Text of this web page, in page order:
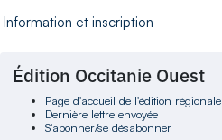
Information et inscription
Édition Occitanie Ouest
Page d'accueil de l'édition régionale
Dernière lettre envoyée
S'abonner/se désabonner